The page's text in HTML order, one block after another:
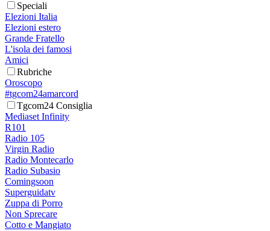
Speciali
Elezioni Italia
Elezioni estero
Grande Fratello
L'isola dei famosi
Amici
Rubriche
Oroscopo
#tgcom24amarcord
Tgcom24 Consiglia
Mediaset Infinity
R101
Radio 105
Virgin Radio
Radio Montecarlo
Radio Subasio
Comingsoon
Superguidatv
Zuppa di Porro
Non Sprecare
Cotto e Mangiato